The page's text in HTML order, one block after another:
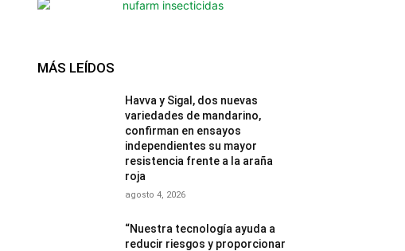
MÁS LEÍDOS
Havva y Sigal, dos nuevas
variedades de mandarino,
confirman en ensayos
independientes su mayor
resistencia frente a la araña
roja
agosto 4, 2026
“Nuestra tecnología ayuda a
reducir riesgos y proporcionar